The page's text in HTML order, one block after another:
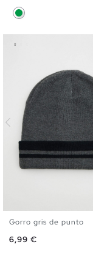
Verde
Gorro gris de punto
Precio
6,99 €